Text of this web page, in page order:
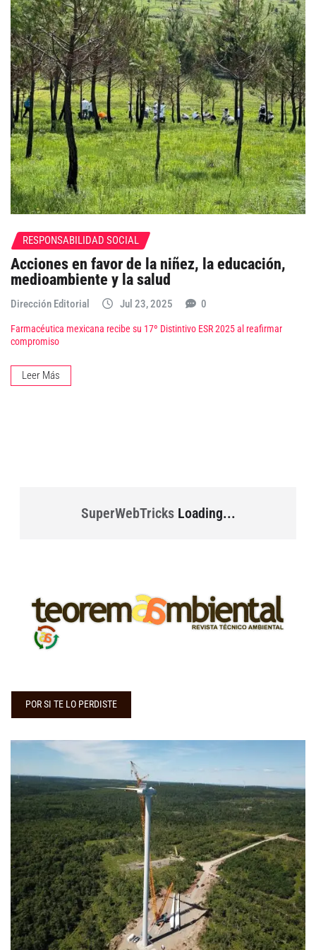
RESPONSABILIDAD SOCIAL
Acciones en favor de la niñez, la educación,
medioambiente y la salud
Dirección Editorial Jul 23, 2025 0
Farmacéutica mexicana recibe su 17º Distintivo ESR 2025 al reafirmar
compromiso
Leer Más
SuperWebTricksLoading...
POR SI TE LO PERDISTE